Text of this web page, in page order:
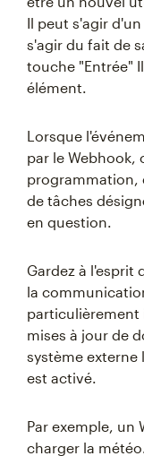
Il peut s'agir
s'agir du fait de
touche "Entrée"
élément.
Lorsque
par le Webhook,
programmation,
de tâches
en question.
Gardez à l'esprit
la
particulièrement
mises à jour de
système
est activé.
Par exemple, un
charger la